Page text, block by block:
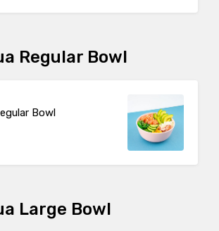
Regular Bowl
Bowl
Large Bowl